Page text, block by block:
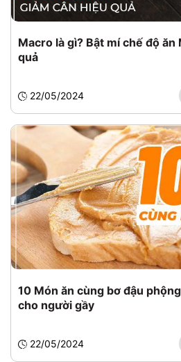
Macro là gì? Bật mí chế độ
quả
22/05/2024
10 Món ăn cùng bơ đậu
cho người gầy
22/05/2024